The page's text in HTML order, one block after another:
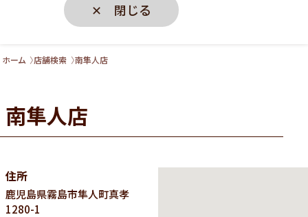
✕ 閉じる
ホーム 店舗検索 南隼人店
南隼人店
住所
鹿児島県霧島市隼人町真孝
1280-1